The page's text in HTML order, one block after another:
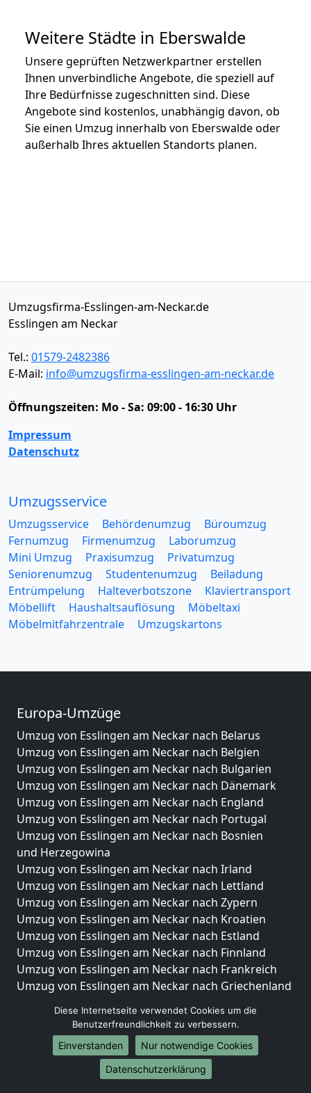
Weitere Städte in Eberswalde
Unsere geprüften Netzwerkpartner erstellen
Ihnen unverbindliche Angebote, die speziell auf
Ihre Bedürfnisse zugeschnitten sind. Diese
Angebote sind kostenlos, unabhängig davon, ob
Sie einen Umzug innerhalb von Eberswalde oder
außerhalb Ihres aktuellen Standorts planen.
Umzugsfirma-Esslingen-am-Neckar.de
Esslingen am Neckar
Tel.: 01579-2482386
E-Mail: info@umzugsfirma-esslingen-am-neckar.de
Öffnungszeiten: Mo - Sa: 09:00 - 16:30 Uhr
Impressum
Datenschutz
Umzugsservice
Umzugsservice Behördenumzug
Büroumzug
Fernumzug
Firmenumzug
Laborumzug
Mini Umzug
Praxisumzug
Privatumzug
Seniorenumzug
Studentenumzug
Beiladung
Entrümpelung
Halteverbotszone
Klaviertransport
Möbellift
Haushaltsauflösung
Möbeltaxi
Möbelmitfahrzentrale
Umzugskartons
Europa-Umzüge
Umzug von Esslingen am Neckar nach Belarus
Umzug von Esslingen am Neckar nach Belgien
Umzug von Esslingen am Neckar nach Bulgarien
Umzug von Esslingen am Neckar nach Dänemark
Umzug von Esslingen am Neckar nach England
Umzug von Esslingen am Neckar nach Portugal
Umzug von Esslingen am Neckar nach Bosnien
und Herzegowina
Umzug von Esslingen am Neckar nach Irland
Umzug von Esslingen am Neckar nach Lettland
Umzug von Esslingen am Neckar nach Zypern
Umzug von Esslingen am Neckar nach Kroatien
Umzug von Esslingen am Neckar nach Estland
Umzug von Esslingen am Neckar nach Finnland
Umzug von Esslingen am Neckar nach Frankreich
Umzug von Esslingen am Neckar nach Griechenland
Umzug von Esslingen am Neckar nach Liechtenstein
Umzug von Esslingen am Neckar nach Luxemburg
Umzug von Esslingen am Neckar nach Niederlande
Umzug von Esslingen am Neckar nach Norwegen
Diese Internetseite verwendet Cookies um die
Benutzerfreundlichkeit zu verbessern.
Einverstanden
Nur notwendige Cookies
Datenschutzerklärung